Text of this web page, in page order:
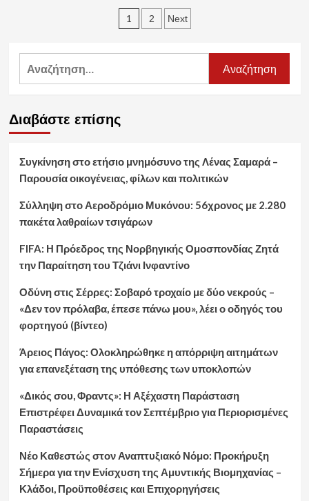
Σελιδοποίηση
1 2 Next
Αναζήτηση
Διαβάστε επίσης
Συγκίνηση στο ετήσιο μνημόσυνο της Λένας Σαμαρά –
Παρουσία οικογένειας, φίλων και πολιτικών
Σύλληψη στο Αεροδρόμιο Μυκόνου: 56χρονος με 2.280
πακέτα λαθραίων τσιγάρων
FIFA: Η Πρόεδρος της Νορβηγικής Ομοσπονδίας Ζητά
την Παραίτηση του Τζιάνι Ινφαντίνο
Οδύνη στις Σέρρες: Σοβαρό τροχαίο με δύο νεκρούς –
«Δεν τον πρόλαβα, έπεσε πάνω μου», λέει ο οδηγός του
φορτηγού (βίντεο)
Άρειος Πάγος: Ολοκληρώθηκε η απόρριψη αιτημάτων
για επανεξέταση της υπόθεσης των υποκλοπών
«Δικός σου, Φραντς»: Η Αξέχαστη Παράσταση
Επιστρέφει Δυναμικά τον Σεπτέμβριο για Περιορισμένες
Παραστάσεις
Νέο Καθεστώς στον Αναπτυξιακό Νόμο: Προκήρυξη
Σήμερα για την Ενίσχυση της Αμυντικής Βιομηχανίας –
Κλάδοι, Προϋποθέσεις και Επιχορηγήσεις